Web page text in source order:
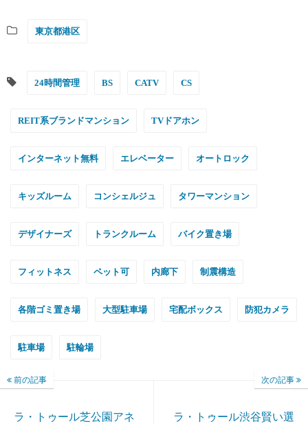
東京都港区
24時間管理 BS CATV CS
REIT系ブランドマンション TVドアホン
インターネット無料 エレベーター オートロック
キッズルーム コンシェルジュ タワーマンション
デザイナーズ トランクルーム バイク置き場
フィットネス ペット可 内廊下 制震構造
各階ゴミ置き場 大型駐車場 宅配ボックス 防犯カメラ
駐車場 駐輪場
前の記事
ラ・トゥール芝公園アネ
次の記事
ラ・トゥール渋谷賢い選